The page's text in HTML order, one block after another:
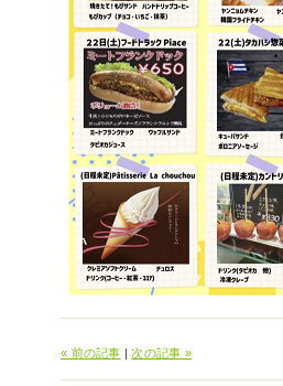
« 前の記事 |次の記事 »